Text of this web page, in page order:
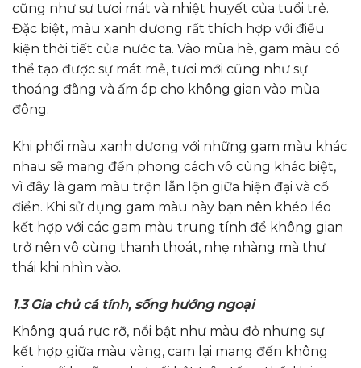
cũng như sự tươi mát và nhiệt huyết của tuổi trẻ.
Đặc biệt, màu xanh dương rất thích hợp với điều
kiện thời tiết của nước ta. Vào mùa hè, gam màu có
thể tạo được sự mát mẻ, tươi mới cũng như sự
thoáng đãng và ấm áp cho không gian vào mùa
đông.
Khi phối màu xanh dương với những gam màu khác
nhau sẽ mang đến phong cách vô cùng khác biệt,
vì đây là gam màu trộn lẫn lộn giữa hiện đại và cổ
điển. Khi sử dụng gam màu này bạn nên khéo léo
kết hợp với các gam màu trung tính để không gian
trở nên vô cùng thanh thoát, nhẹ nhàng mà thư
thái khi nhìn vào.
1.3 Gia chủ cá tính, sống hướng ngoại
Không quá rực rỡ, nổi bật như màu đỏ nhưng sự
kết hợp giữa màu vàng, cam lại mang đến không